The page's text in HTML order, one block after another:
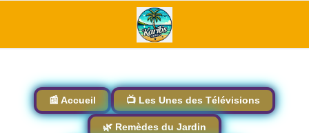
📰 Accueil 📺 Les Unes des Télévisions
🌿 Remèdes du Jardin